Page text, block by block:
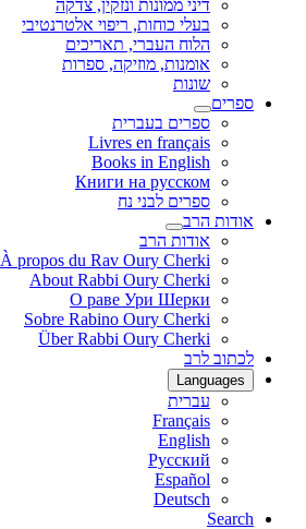
דיני ממונות ונזקין, צדקה
בעלי כוחות, ריפוי אלטרנטיבי
הלוח העברי, תאריכים
אומנות, מוזיקה, ספרות
שונות
ספרים
ספרים בעברית
Livres en français
Books in English
Книги на русском
ספרים לבני נח
אודות הרב
אודות הרב
À propos du Rav Oury Cherki
About Rabbi Oury Cherki
О раве Ури Шерки
Sobre Rabino Oury Cherki
Über Rabbi Oury Cherki
לכתוב לרב
Languages
עברית
Français
English
Русский
Español
Deutsch
Search